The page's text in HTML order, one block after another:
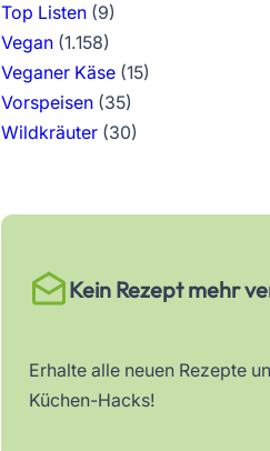
Top Listen(9)
Vegan(1.158)
Veganer Käse(15)
Vorspeisen(35)
Wildkräuter(30)
Kein Rezept mehr
Erhalte alle neuen Rezepte
Küchen-Hacks!